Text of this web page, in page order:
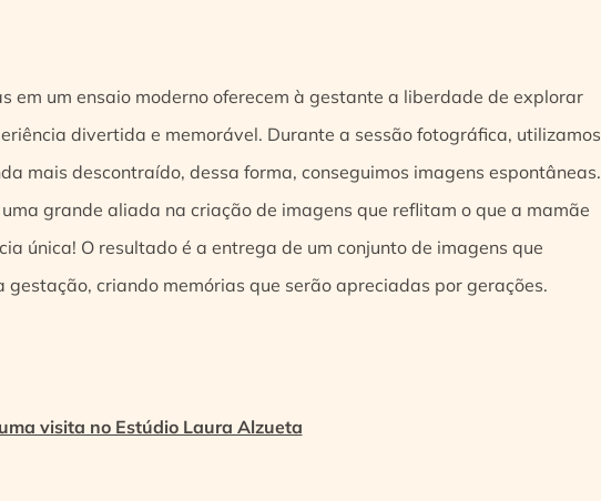
em um ensaio moderno oferecem à gestante a liberdade de explorar
divertida e memorável. Durante a sessão fotográfica, utilizamos
mais descontraído, dessa forma, conseguimos imagens espontâneas.
grande aliada na criação de imagens que reflitam o que a mamãe
única! O resultado é a entrega de um conjunto de imagens que
criando memórias que serão apreciadas por gerações.
visita no Estúdio Laura Alzueta